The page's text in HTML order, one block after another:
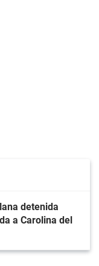
detenida
a Carolina del